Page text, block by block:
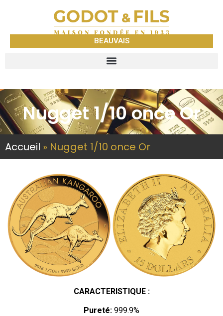
BEAUVAIS
Nugget 1/10 once Or
Accueil » Nugget 1/10 once Or
CARACTERISTIQUE :
Pureté: 999.9%